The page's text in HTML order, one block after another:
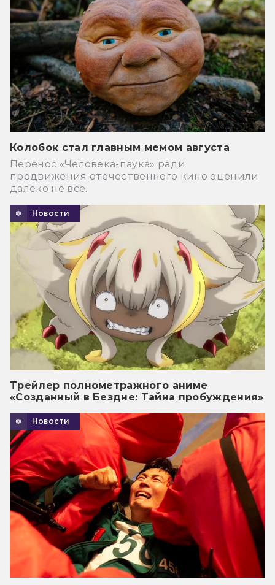
Колобок стал главным мемом августа
Перенос «Человека-паука» ради
продвижения отечественного кино оценили
далеко не все.
Новости
Трейлер полнометражного аниме
«Созданный в Бездне: Тайна пробуждения»
Новости